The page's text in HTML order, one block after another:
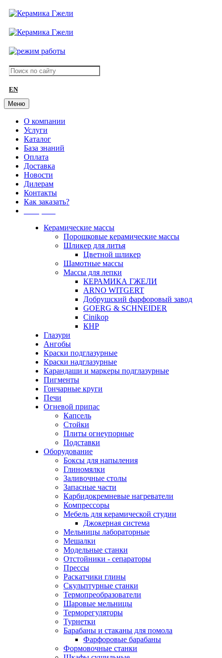
EN
Меню
О компании
Услуги
Каталог
База знаний
Оплата
Доставка
Новости
Дилерам
Контакты
Как заказать?
Керамические массы
Порошковые керамические массы
Шликер для литья
Цветной шликер
Шамотные массы
Массы для лепки
КЕРАМИКА ГЖЕЛИ
ARNO WITGERT
Добрушский фарфоровый завод
GOERG & SCHNEIDER
Cinikop
КНР
Глазури
Ангобы
Краски подглазурные
Краски надглазурные
Карандаши и маркеры подглазурные
Пигменты
Гончарные круги
Печи
Огневой припас
Капсель
Стойки
Плиты огнеупорные
Подставки
Оборудование
Боксы для напыления
Глиномялки
Заливочные столы
Запасные части
Карбидокремневые нагреватели
Компрессоры
Мебель для керамической студии
Джокерная система
Мельницы лабораторные
Мешалки
Модельные станки
Отстойники - сепараторы
Прессы
Раскатчики глины
Скульптурные станки
Термопреобразователи
Шаровые мельницы
Терморегуляторы
Турнетки
Барабаны и стаканы для помола
Фарфоровые барабаны
Формовочные станки